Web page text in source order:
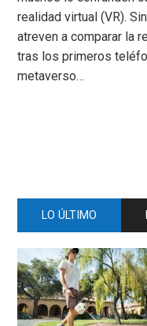
realidad virtual (VR).
atreven a comparar la
tras los primeros
metaverso…
LO ÚLTIMO